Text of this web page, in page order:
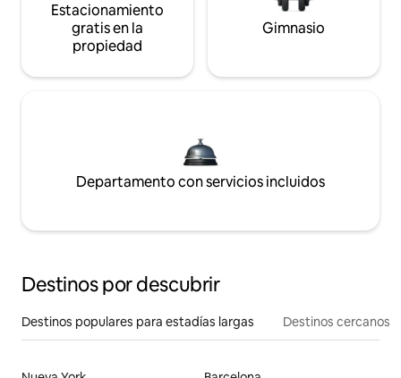
Estacionamiento
gratis en la
propiedad
Gimnasio
Departamento con servicios incluidos
Destinos por descubrir
Destinos populares para estadías largas Destinos cercanos